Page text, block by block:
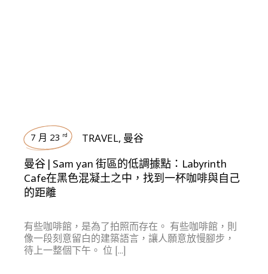
7 月 23 rd TRAVEL, 曼谷
曼谷 | Sam yan 街區的低調據點：Labyrinth
Cafe在黑色混凝土之中，找到一杯咖啡與自己
的距離
有些咖啡館，是為了拍照而存在。 有些咖啡館，則
像一段刻意留白的建築語言，讓人願意放慢腳步，
待上一整個下午。 位 […]